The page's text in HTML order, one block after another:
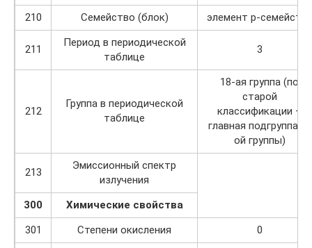
210
Семейство (блок) элемент p-семейства
211
Период в периодической
таблице
3
212
Группа в периодической
таблице
18-ая группа (по
старой
классификации –
главная подгруппа 8-
ой группы)
213
Эмиссионный спектр
излучения
300
Химические свойства
301
Степени окисления
0